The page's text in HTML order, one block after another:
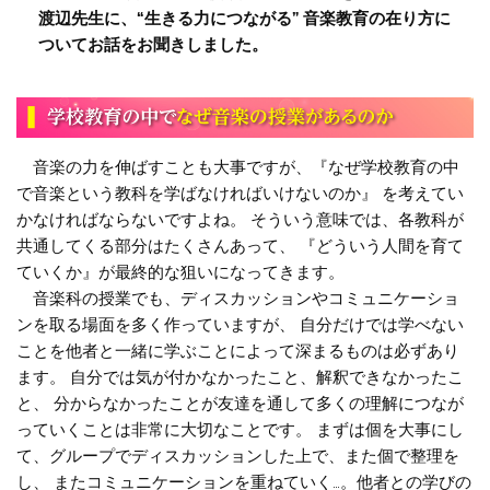
渡辺先生に、“生きる力につながる” 音楽教育の在り方に
ついてお話をお聞きしました。
音楽の力を伸ばすことも大事ですが、『なぜ学校教育の中
で音楽という教科を学ばなければいけないのか』 を考えてい
かなければならないですよね。 そういう意味では、各教科が
共通してくる部分はたくさんあって、 『どういう人間を育て
ていくか』が最終的な狙いになってきます。
音楽科の授業でも、ディスカッションやコミュニケーショ
ンを取る場面を多く作っていますが、 自分だけでは学べない
ことを他者と一緒に学ぶことによって深まるものは必ずあり
ます。 自分では気が付かなかったこと、解釈できなかったこ
と、 分からなかったことが友達を通して多くの理解につなが
っていくことは非常に大切なことです。 まずは個を大事にし
て、グループでディスカッションした上で、また個で整理を
し、 またコミュニケーションを重ねていく…。他者との学びの